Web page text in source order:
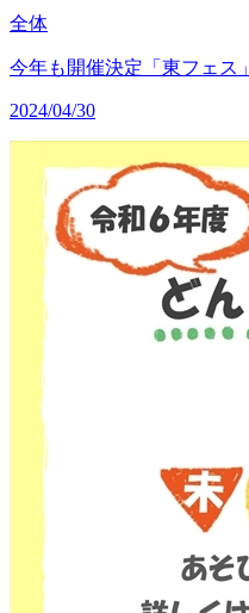
全体
今年も開催決定「東フェス」
2024/04/30